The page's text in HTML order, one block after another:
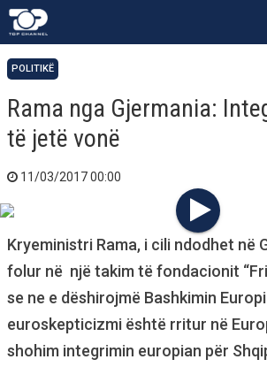
POLITIKË
Rama nga Gjermania:
të jetë vonë
11/03/2017 00:00
Kryeministri Rama, i cili ndodhet në
folur në një takim të fondacionit
se ne e dëshirojmë Bashkimin
euroskepticizmi është rritur në
shohim integrimin europian për